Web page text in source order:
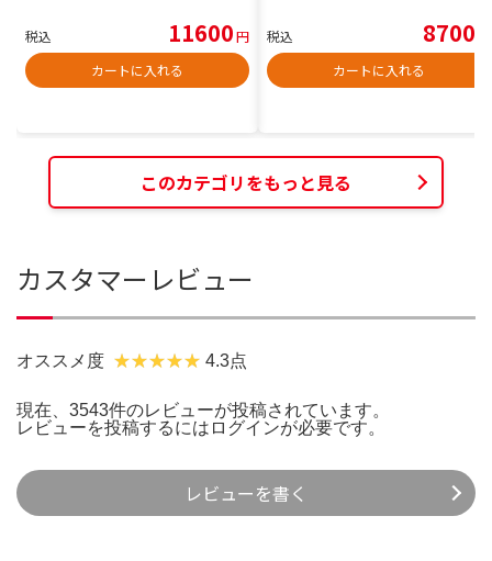
税込 11600円
カートに入れる
税込 8700
カートに入れる
このカテゴリをもっと見る
カスタマーレビュー
オススメ度 4.3点
現在、3543件のレビューが投稿されています。
レビューを投稿するには ログインが必要です。
レビューを書く